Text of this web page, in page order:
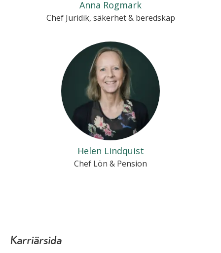
Anna Rogmark
Chef Juridik, säkerhet & beredskap
Helen Lindquist
Chef Lön & Pension
Karriärsida